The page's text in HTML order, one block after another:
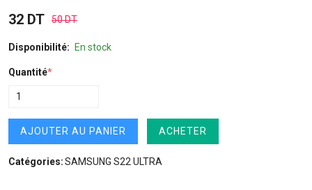
32 DT 50 DT
Disponibilité: En stock
Quantité*
AJOUTER AU PANIER ACHETER
Catégories:SAMSUNG S22 ULTRA